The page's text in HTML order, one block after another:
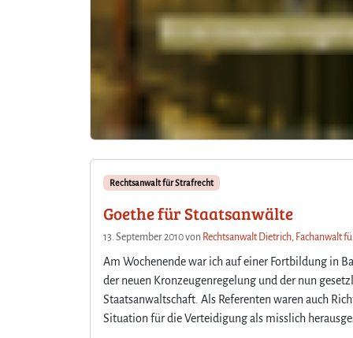
Rechtsanwalt für Strafrecht
Goethe für Staatsanwälte
13. September 2010von Rechtsanwalt Dietrich, Fachanwalt
Am Wochenende war ich auf einer Fortbildung in
der neuen Kronzeugenregelung und der nun
Staatsanwaltschaft. Als Referenten waren auch
Situation für die Verteidigung als misslich